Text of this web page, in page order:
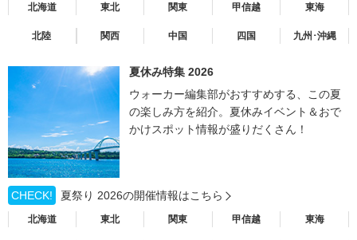
北海道 東北 関東 甲信越 東海
北陸 関西 中国 四国 九州･沖縄
夏休み特集 2026
ウォーカー編集部がおすすめする、この夏
の楽しみ方を紹介。夏休みイベント＆おで
かけスポット情報が盛りだくさん！
CHECK! 夏祭り 2026の開催情報はこちら
北海道 東北 関東 甲信越 東海